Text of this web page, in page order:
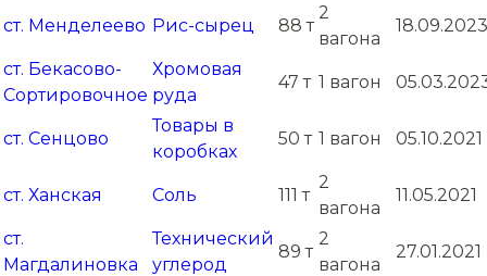
ст. Менделеево Рис-сырец 88 т
2
вагона
18.09.2023
ст. Бекасово-
Сортировочное
Хромовая
руда
47 т 1 вагон
ст. Сенцово
Товары в
коробках
50 т 1 вагон 05.10.2021
ст. Ханская Соль 111 т
2
вагона
11.05.2021
ст.
Магдалиновка
Технический
углерод
89 т
2
вагона
27.01.2021